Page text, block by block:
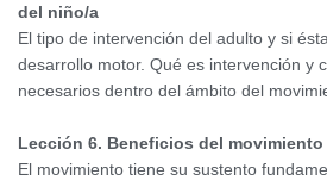
del niño/a
El tipo de intervención del adulto y si
desarrollo motor. Qué es intervención y
necesarios dentro del ámbito del
Lección 6. Beneficios del
El movimiento tiene su sustento